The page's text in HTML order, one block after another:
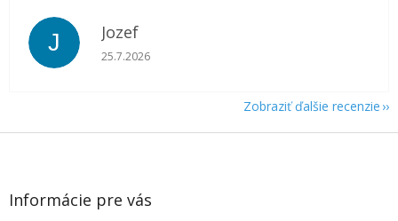
J Jozef
Hodnotenie obchodu je 5 z 5 hviezdičiek.
25.7.2026
Zobraziť ďalšie recenzie
Z
Informácie pre vás